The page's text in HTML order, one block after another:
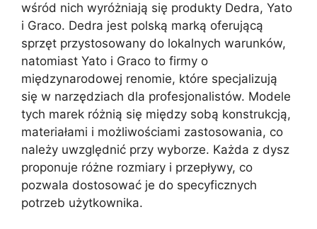
wśród nich wyróżniają się produkty Dedra, Yato
i Graco. Dedra jest polską marką oferującą
sprzęt przystosowany do lokalnych warunków,
natomiast Yato i Graco to firmy o
międzynarodowej renomie, które specjalizują
się w narzędziach dla profesjonalistów. Modele
tych marek różnią się między sobą konstrukcją,
materiałami i możliwościami zastosowania, co
należy uwzględnić przy wyborze. Każda z dysz
proponuje różne rozmiary i przepływy, co
pozwala dostosować je do specyficznych
potrzeb użytkownika.